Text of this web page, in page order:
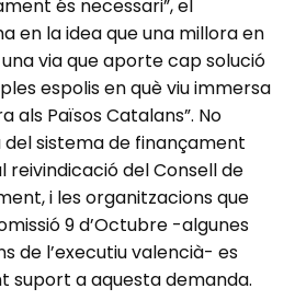
és necessari”, el
en la idea que una millora en
via que aporte cap solució
espolis en què viu immersa
als Països Catalans”. No
sistema de finançament
del Consell de
i les organitzacions que
9 d’Octubre -algunes
de l’executiu valencià- es
suport a aquesta demanda.